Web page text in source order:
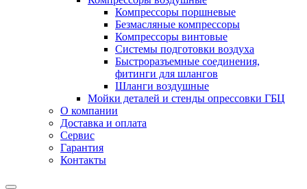
Компрессоры поршневые
Безмасляные компрессоры
Компрессоры винтовые
Системы подготовки воздуха
Быстроразъемные соединения,
фитинги для шлангов
Шланги воздушные
Мойки деталей и стенды опрессовки ГБЦ
О компании
Доставка и оплата
Сервис
Гарантия
Контакты